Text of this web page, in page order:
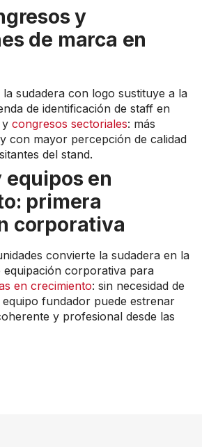
y
de marca en
sudadera con logo sustituye a la
de identificación de staff en
y congresos sectoriales: más
con mayor percepción de calidad
del stand.
en
primera
corporativa
convierte la sudadera en la
equipación corporativa para
en crecimiento: sin necesidad de
fundador puede estrenar
y profesional desde las